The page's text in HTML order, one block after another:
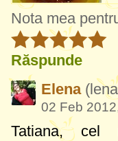
Nota mea
Răspunde
Elena
02 Feb
Tatiana, cel